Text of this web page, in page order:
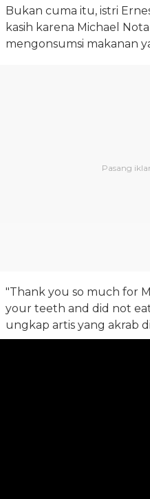
Bukan cuma itu, istri
kasih karena Michael
mengonsumsi makanan
"Thank you so much for
your teeth and did not
ungkap artis yang akrab